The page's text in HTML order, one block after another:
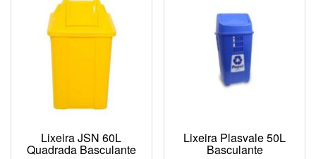
Lixeira JSN 60L
Quadrada Basculante
Lixeira Plasvale 50L
Basculante